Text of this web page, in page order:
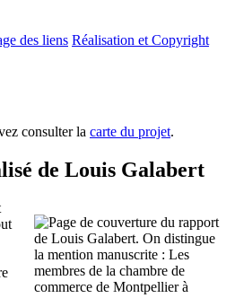
des liens Réalisation et Copyright
consulter la carte du projet.
de Louis Galabert